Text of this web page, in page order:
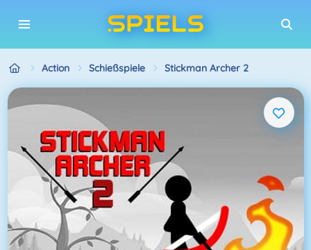
Action Schießspiele Stickman Archer 2